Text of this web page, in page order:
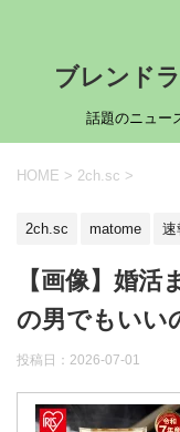
ブレンド
話題のニュー
HOME > 2ch.sc >
2ch.sc matome 速
【画像】婚
の男でもいい
投稿日： 2026-07-01